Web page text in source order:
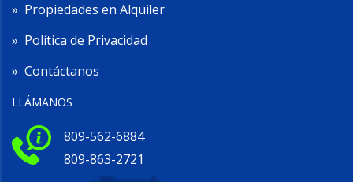
» Propiedades en Alquiler
» Política de Privacidad
» Contáctanos
LLÁMANOS
809-562-6884
809-863-2721